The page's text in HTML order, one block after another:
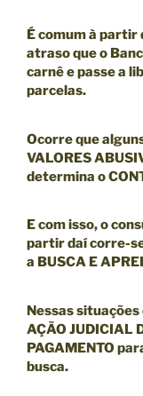
É comum à partir
atraso que o
carnêe passe a
parcelas.
Ocorre que
VALORES
determina o
E com isso, o
partir daí corre-
a BUSCA E
Nessas
AÇÃO JUDICIAL
PAGAMENTO
busca.